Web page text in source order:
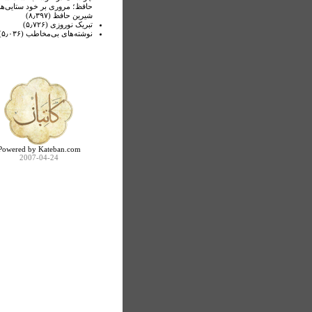
حافظ؛ مروری بر خود
شیرین حافظ (۸٫۳۹۷)
تبریک نوروزی (۵٫۷۲۶)
نوشته‌های بی‌مخاطب (۵٫۰۳۶)
by Kateban.com
2007-04-24